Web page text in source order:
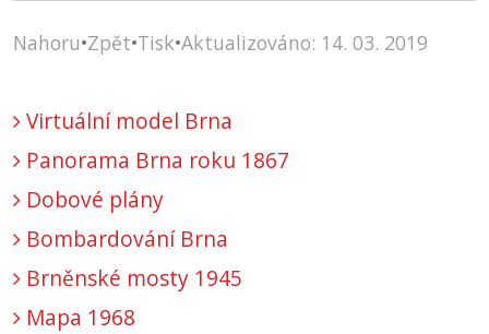
Nahoru•Zpět•Tisk•Aktualizováno: 14. 03. 2019
Virtuální model Brna
Panorama Brna roku 1867
Dobové plány
Bombardování Brna
Brněnské mosty 1945
Mapa 1968